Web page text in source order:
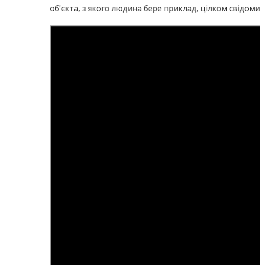
об'єкта, з якого людина бере приклад, цілком